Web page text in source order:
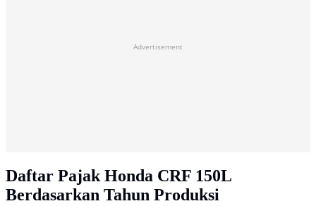
Advertisement
Daftar Pajak Honda CRF 150L
Berdasarkan Tahun Produksi